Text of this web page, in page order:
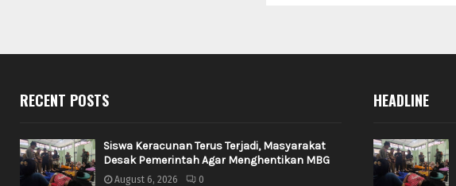
RECENT POSTS
Siswa Keracunan Terus Terjadi, Masyarakat
Desak Pemerintah Agar Menghentikan MBG
August 6, 2026 0
HEADLINE